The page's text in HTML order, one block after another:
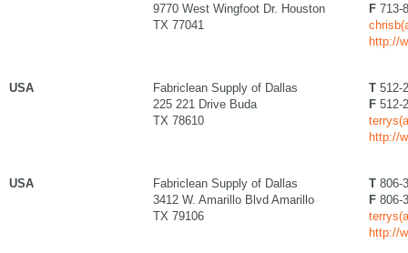
9770 West Wingfoot Dr. Houston
TX 77041
F 713-
http://
USA
Fabriclean Supply of Dallas
225 221 Drive Buda
TX 78610
T 512-
F 512-
http://
USA
Fabriclean Supply of Dallas
3412 W. Amarillo Blvd Amarillo
TX 79106
T 806-
F 806-
http://